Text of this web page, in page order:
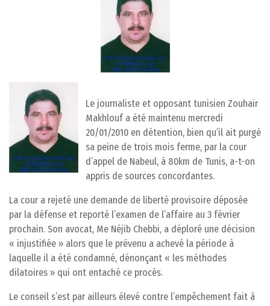
Le journaliste et opposant tunisien Zouhair
Makhlouf a été maintenu mercredi
20/01/2010 en détention, bien qu’il ait purgé
sa peine de trois mois ferme, par la cour
d’appel de Nabeul, à 80km de Tunis, a-t-on
appris de sources concordantes.
La cour a rejeté une demande de liberté provisoire déposée
par la défense et reporté l’examen de l’affaire au 3 février
prochain. Son avocat, Me Néjib Chebbi, a déploré une décision
« injustifiée » alors que le prévenu a achevé la période à
laquelle il a été condamné, dénonçant « les méthodes
dilatoires » qui ont entaché ce procès.
Le conseil s’est par ailleurs élevé contre l’empêchement fait à